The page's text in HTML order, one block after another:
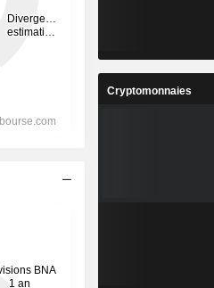
Cryptomonnaies